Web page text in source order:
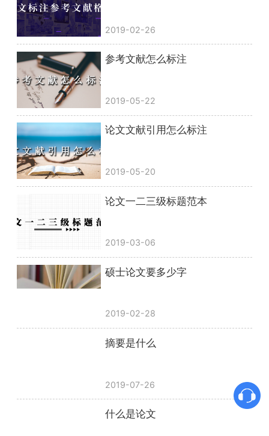
2019-02-26
参考文献怎么标注
2019-05-22
论文文献引用怎么标注
2019-05-20
论文一二三级标题范本
2019-03-06
硕士论文要多少字
2019-02-28
摘要是什么
2019-07-26
什么是论文